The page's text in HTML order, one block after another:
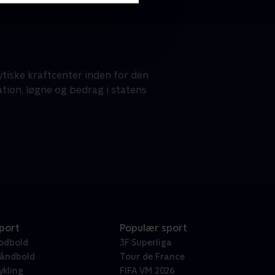
kraftcenter inden for den
løgne og bedrag i statens
Populær sport
3F Superliga
Tour de France
FIFA VM 2026